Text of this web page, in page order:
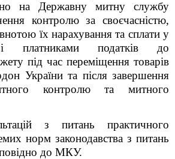
на Державну митну службу
контролю за своєчасністю,
їх нарахування та сплати у
платниками податків до
під час переміщення товарів
України та після завершення
контролю та митного
з питань практичного
норм законодавства з питань
до МКУ.